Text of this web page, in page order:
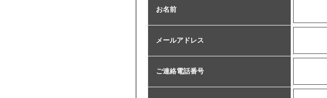
お名前
メールアドレス
ご連絡電話番号